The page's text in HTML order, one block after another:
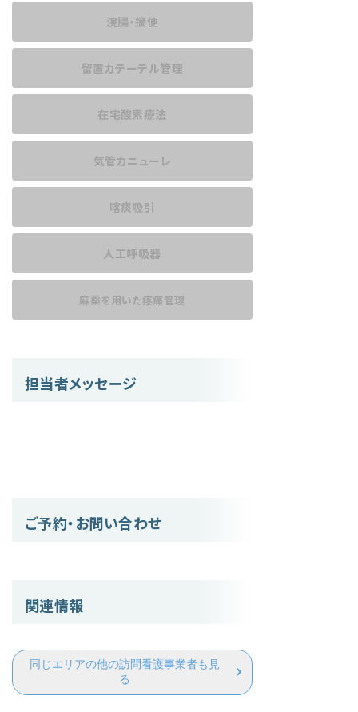
浣腸・摘便
留置カテーテル管理
在宅酸素療法
気管カニューレ
喀痰吸引
人工呼吸器
麻薬を用いた疼痛管理
担当者メッセージ
ご予約・お問い合わせ
関連情報
同じエリアの他の訪問看護事業者も見
る